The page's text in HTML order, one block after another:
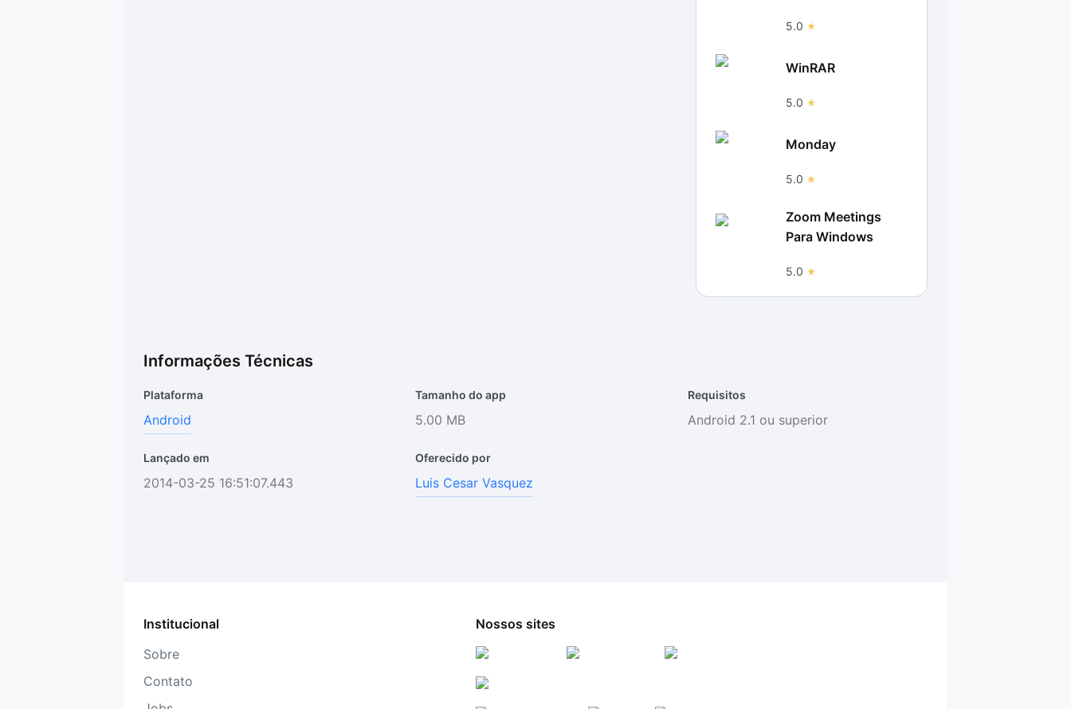
5.0
WinRAR
5.0
Monday
5.0
Zoom Meetings
Para Windows
5.0
Informações Técnicas
Plataforma
Android
Tamanho do app
5.00 MB
Requisitos
Android 2.1 ou superior
Lançado em
2014-03-25 16:51:07.443
Oferecido por
Luis Cesar Vasquez
Institucional
Sobre
Contato
Nossos sites